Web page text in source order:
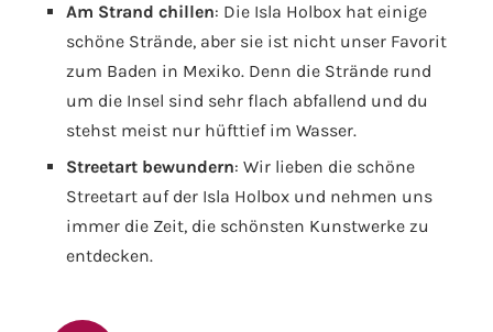
Am Strand chillen: Die Isla Holbox hat einige
schöne Strände, aber sie ist nicht unser Favorit
zum Baden in Mexiko. Denn die Strände rund
um die Insel sind sehr flach abfallend und du
stehst meist nur hüfttief im Wasser.
Streetart bewundern: Wir lieben die schöne
Streetart auf der Isla Holbox und nehmen uns
immer die Zeit, die schönsten Kunstwerke zu
entdecken.